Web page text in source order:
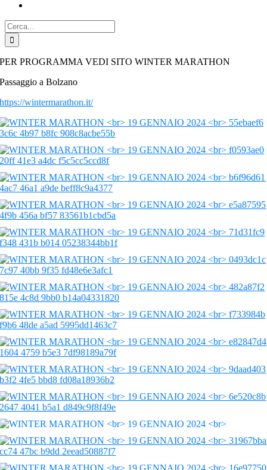
Cerca
per:
PER PROGRAMMA VEDI SITO WINTER MARATHON
Passaggio a Bolzano
https://wintermarathon.it/